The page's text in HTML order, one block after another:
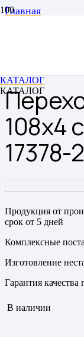
КАТАЛОГ
КАТАЛОГ
Главная
108х4
17378-
Продукция от
срок от 5 дней
Комплексные
Изготовление
Гарантия качества
В наличии